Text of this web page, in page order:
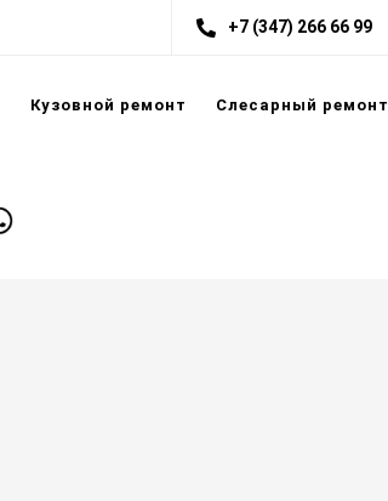
+7 (347) 266 66 99
Кузовной ремонт Слесарный ремонт